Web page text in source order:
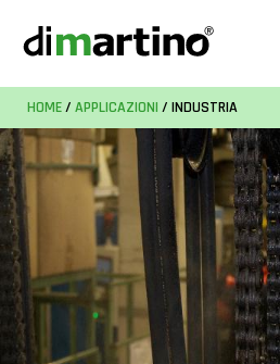
HOME/ APPLICAZIONI / INDUSTRIA